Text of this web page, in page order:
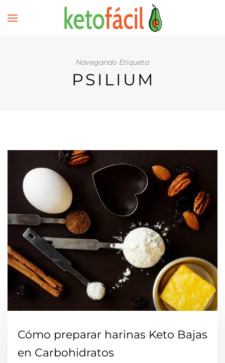
Navegando Etiqueta
PSILIUM
Cómo preparar harinas Keto Bajas
en Carbohidratos